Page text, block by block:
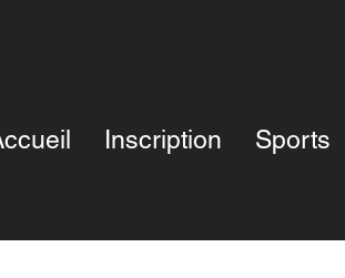
Inscription Sports